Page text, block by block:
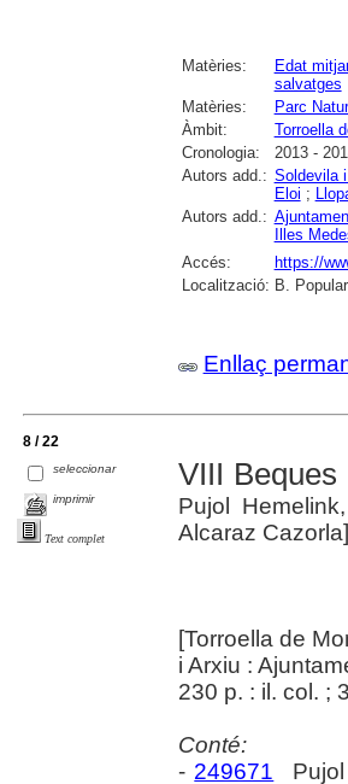
Matèries: Edat
salvatges
Matèries:
Parc
Àmbit:
Torroella
Cronologia:
2013 -
Autors add.: Soldevila
Eloi ;
Autors add.:
Illes
Accés:
https://
Localització: B.
Enllaç
8 / 22
seleccionar
imprimir
Text complet
VIII
Pujol
Alcaraz Cazorla]
[Torroella de
i Arxiu :
230 p. : il. col. ;
Conté:
- 249671